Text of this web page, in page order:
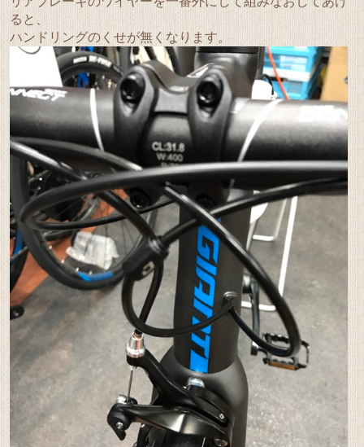
ると、
ハンドリングのくせが無くなります。